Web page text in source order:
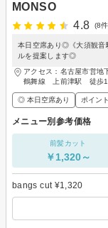
MONSO
4.8
(8
本日空席あり◎《大須観音
ルを提案します◎
アクセス：名古屋市営地
鶴舞線 上前津駅 徒歩
◎ 本日空席あり ポイン
メニュー別参考価格
前髪カット
￥1,320～
bangs cut ¥1,320